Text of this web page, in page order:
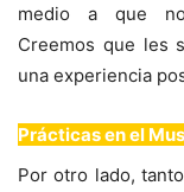
medio a que no
Creemos que les
una experiencia
Prácticas en el
Por otro lado,